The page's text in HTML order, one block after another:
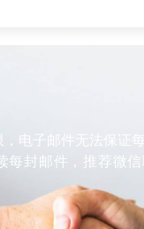
，电子邮件无法保证
每封邮件，推荐微信